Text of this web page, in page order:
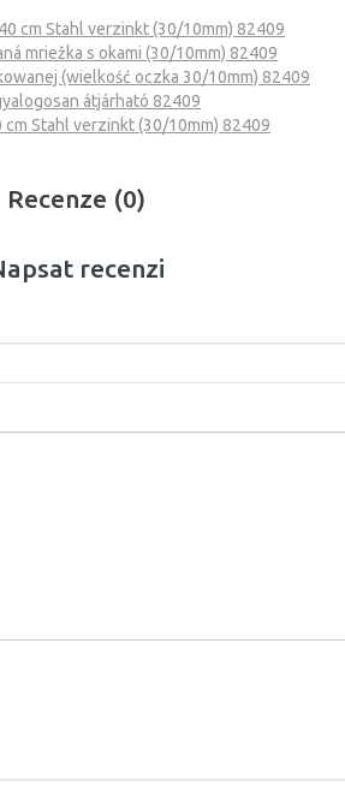
cm Stahl verzinkt (30/10mm) 82409
mriežka s okami (30/10mm) 82409
(wielkość oczka 30/10mm) 82409
átjárható 82409
Stahl verzinkt (30/10mm) 82409
Recenze (0)
recenzi